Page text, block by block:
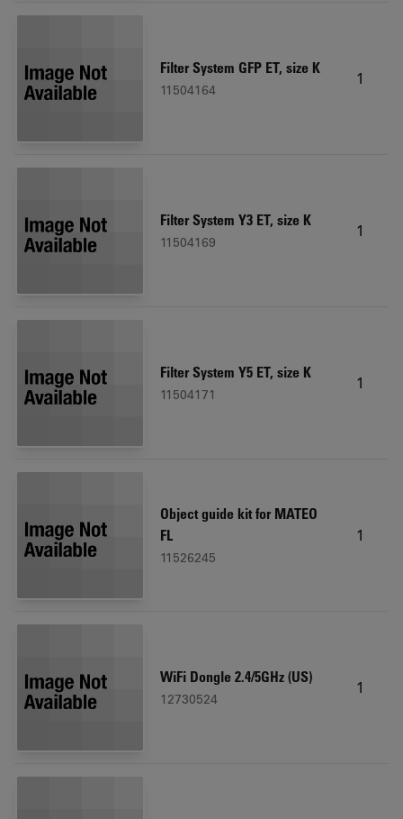
Filter System GFP ET, size K
11504164
1
Filter System Y3 ET, size K
11504169
1
Filter System Y5 ET, size K
11504171
1
Object guide kit for MATEO
FL
11526245
1
WiFi Dongle 2.4/5GHz (US)
12730524
1